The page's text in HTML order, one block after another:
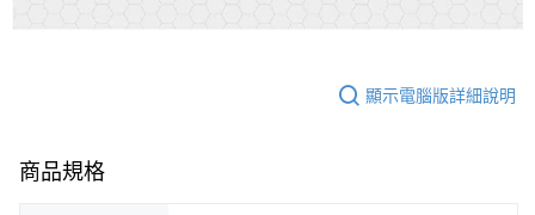
顯示電腦版詳細說明
商品規格